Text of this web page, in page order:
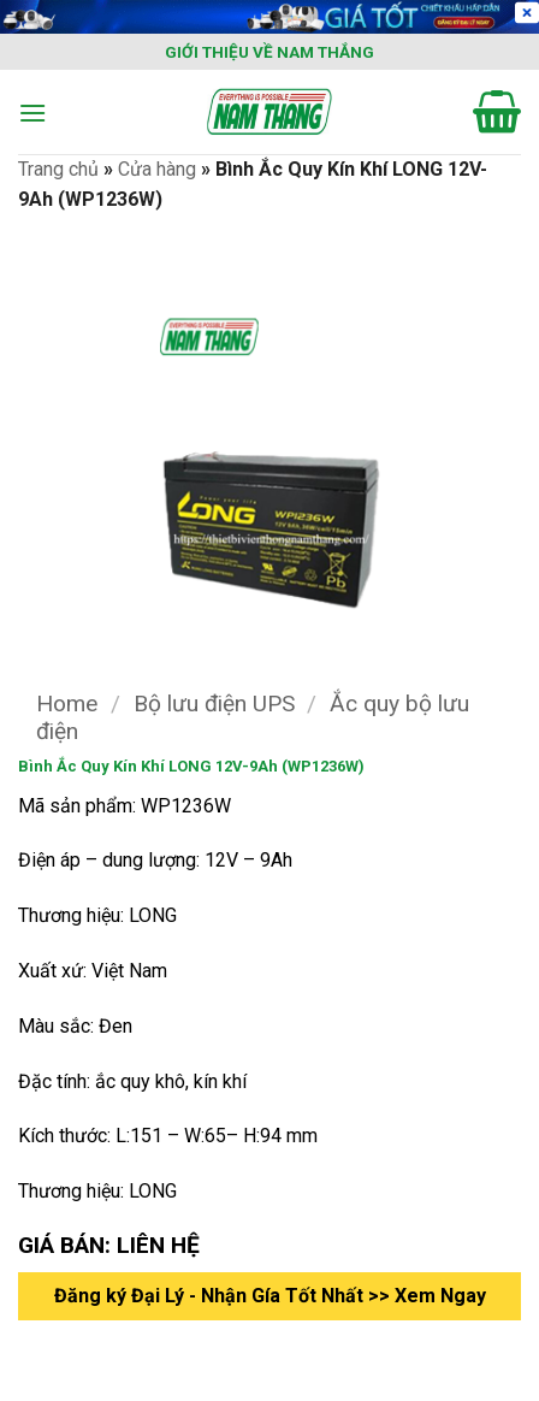
Skip
content
GIỚI THIỆU VỀ NAM THẮNG
Trang chủ » Cửa hàng » Bình Ắc Quy Kín Khí LONG 12V-
9Ah (WP1236W)
Home / Bộ lưu điện UPS / Ắc quy bộ lưu
điện
Bình Ắc Quy Kín Khí LONG 12V-9Ah (WP1236W)
Mã sản phẩm: WP1236W
Điện áp – dung lượng: 12V – 9Ah
Thương hiệu: LONG
Xuất xứ: Việt Nam
Màu sắc: Đen
Đặc tính: ắc quy khô, kín khí
Kích thước: L:151 – W:65– H:94 mm
Thương hiệu: LONG
GIÁ BÁN: LIÊN HỆ
Đăng ký Đại Lý - Nhận Gía Tốt Nhất >> Xem Ngay